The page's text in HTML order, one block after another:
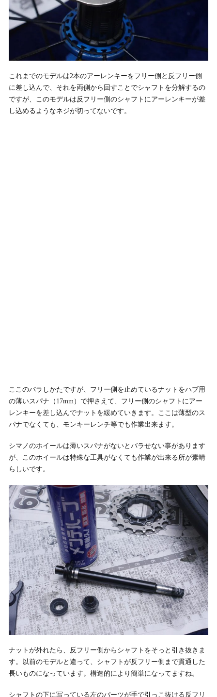
これまでのモデルは2本のアーレンキーをフリー側と反フリー側
に差し込んで、それを両側から回すことでシャフトを分解するの
ですが、このモデルは反フリー側のシャフトにアーレンキーが差
し込めるようなネジが切ってないです。
ここのバラしかたですが、フリー側を止めているナットをハブ用
の薄いスパナ（17mm）で押さえて、フリー側のシャフトにアー
レンキーを差し込んでナットを緩めていきます。ここは薄型のス
パナでなくても、モンキーレンチ等でも作業出来ます。
シマノのホイールは薄いスパナがないとバラせない事があります
が、このホイールは特殊な工具がなくても作業が出来る所が素晴
らしいです。
ナットが外れたら、反フリー側からシャフトをそっと引き抜きま
す。以前のモデルと違って、シャフトが反フリー側まで貫通した
長いものになっています。構造的により簡単になってますね。
シャフトの下に写っている左のパーツが手で引っこ抜ける反フリ